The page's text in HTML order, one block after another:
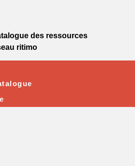
des ressources
ritimo